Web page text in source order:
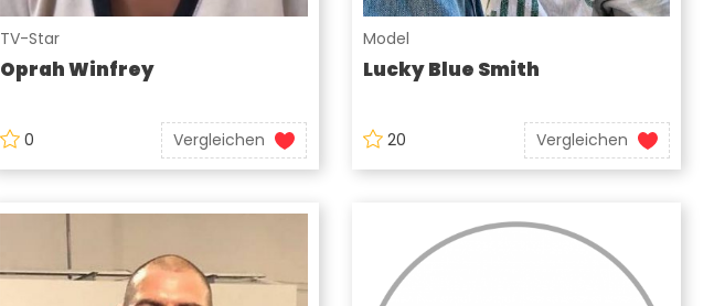
TV-Star
Oprah Winfrey
0 Vergleichen
Model
Lucky Blue Smith
20 Vergleichen